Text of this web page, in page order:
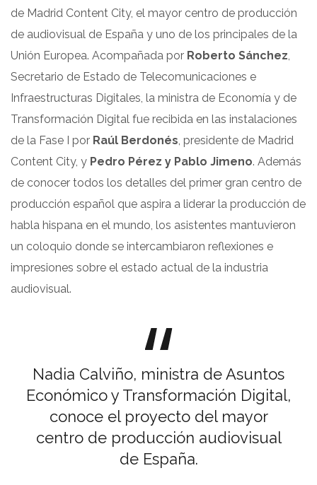
de Madrid Content City, el mayor centro de producción
de audiovisual de España y uno de los principales de la
Unión Europea. Acompañada por Roberto Sánchez,
Secretario de Estado de Telecomunicaciones e
Infraestructuras Digitales, la ministra de Economía y de
Transformación Digital fue recibida en las instalaciones
de la Fase I por Raúl Berdonés, presidente de Madrid
Content City, y Pedro Pérez y Pablo Jimeno. Además
de conocer todos los detalles del primer gran centro de
producción español que aspira a liderar la producción de
habla hispana en el mundo, los asistentes mantuvieron
un coloquio donde se intercambiaron reflexiones e
impresiones sobre el estado actual de la industria
audiovisual.
Nadia Calviño, ministra de Asuntos
Económico y Transformación Digital,
conoce el proyecto del mayor
centro de producción audiovisual
de España.